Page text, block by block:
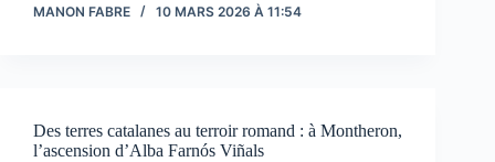
MANON FABRE 10 MARS 2026 À 11:54
Des terres catalanes au terroir romand : à Montheron,
l’ascension d’Alba Farnós Viñals